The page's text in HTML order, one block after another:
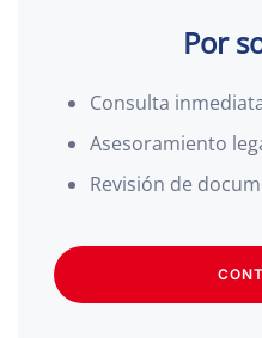
Por
Consulta
Asesoramiento
Revisión de